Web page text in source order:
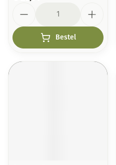
Bestel